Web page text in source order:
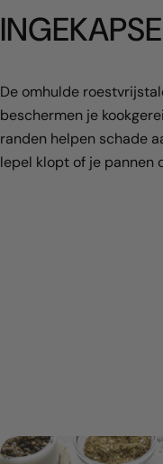
De omhulde
beschermen je
randen helpen schade
lepel klopt of je pannen